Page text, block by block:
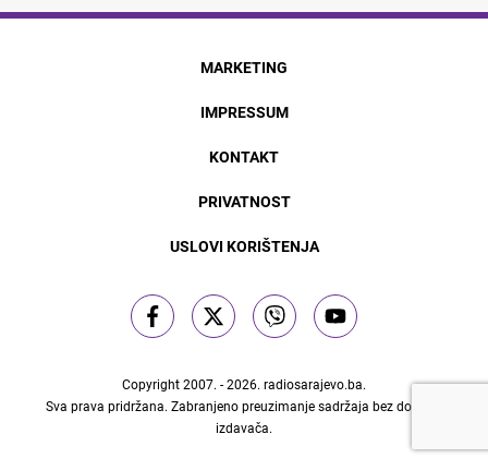
MARKETING
IMPRESSUM
KONTAKT
PRIVATNOST
USLOVI KORIŠTENJA
Copyright 2007. - 2026. radiosarajevo.ba.
Sva prava pridržana. Zabranjeno preuzimanje sadržaja bez dozvole
izdavača.